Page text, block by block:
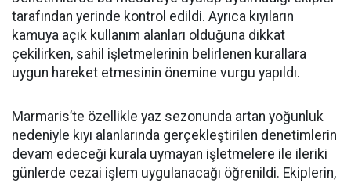
tarafından yerinde kontrol edildi. Ayrıca kıyıların
kamuya açık kullanım alanları olduğuna dikkat
çekilirken, sahil işletmelerinin belirlenen kurallara
uygun hareket etmesinin önemine vurgu yapıldı.
Marmaris’te özellikle yaz sezonunda artan yoğunluk
nedeniyle kıyı alanlarında gerçekleştirilen denetimlerin
devam edeceği kurala uymayan işletmelere ile ileriki
günlerde cezai işlem uygulanacağı öğrenildi. Ekiplerin,